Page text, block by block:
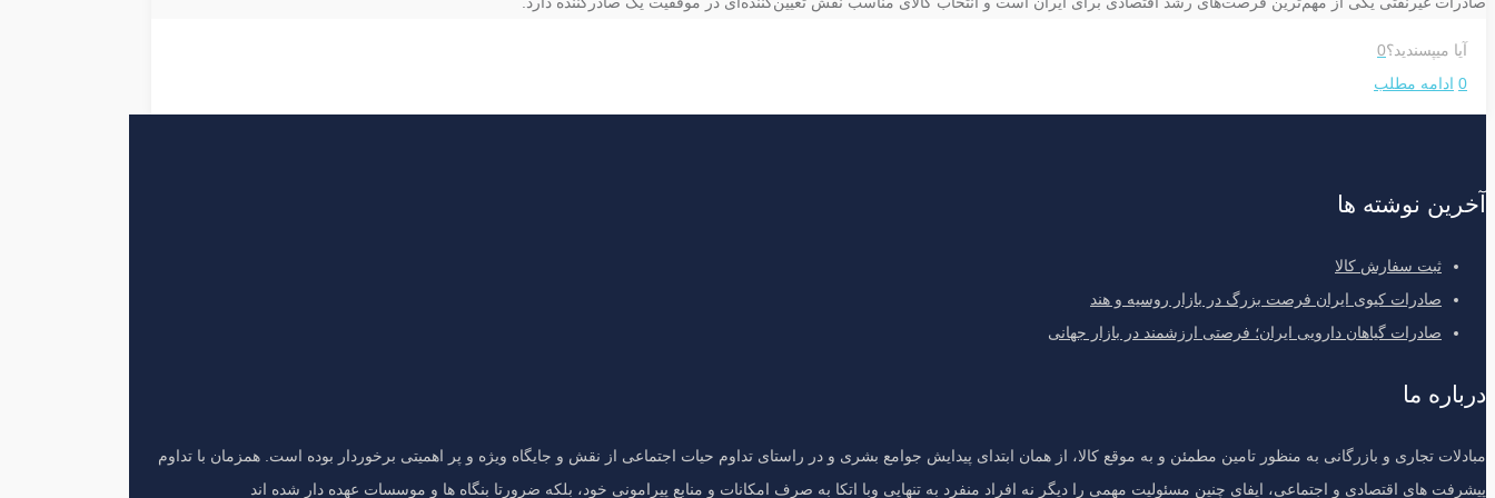
آیا میپسندید؟0
0 ادامه مطلب
آخرین نوشته ها
ثبت سفارش کالا
صادرات کیوی ایران فرصت بزرگ در بازار روسیه و هند
صادرات گیاهان دارویی ایران؛ فرصتی ارزشمند در بازار جهانی
درباره ما
مبادلات تجاری و بازرگانی به منظور تامین مطمئن و به موقع کالا، از همان ابتدای پیدایش جوامع بشری و در راستای تداوم حیات اجتماعی از نقش و جایگاه ویژه و پر اهمیتی برخوردار بوده است. همزمان با تداوم
پیشرفت های اقتصادی و اجتماعی، ایفای چنین مسئولیت مهمی را دیگر نه افراد منفرد به تنهایی وبا اتکا به صرف امکانات و منابع پیرامونی خود، بلکه ضرورتا بنگاه ها و موسسات عهده دار شده اند